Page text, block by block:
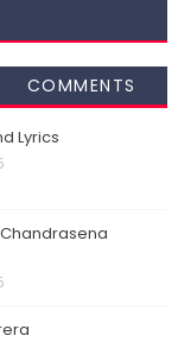
COMMENTS
Lyrics